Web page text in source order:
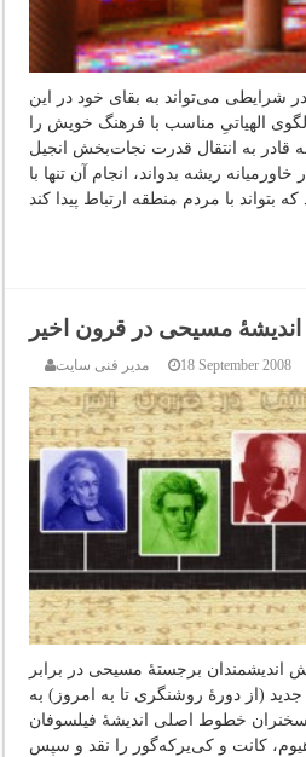
در شرایطی می‌تواند به بقای خود در این
الهیاتیِ مناسب با فرهنگ خویش را
قادر به انتقال قدرت نجات‌بخش انجیل
ریشه بدواند، انجام آن تنها با
مسیحی در قرون اخیر
مدیر فنی سایت 18 September 2008
اندیشمندان برجستۀ مسیحی در برابر
(از دورۀ روشنگری تا به امروز) به
خطوط اصلی اندیشۀ فیلسوفان
کانت و کی‌یرکه‌گور را نقد و سپس